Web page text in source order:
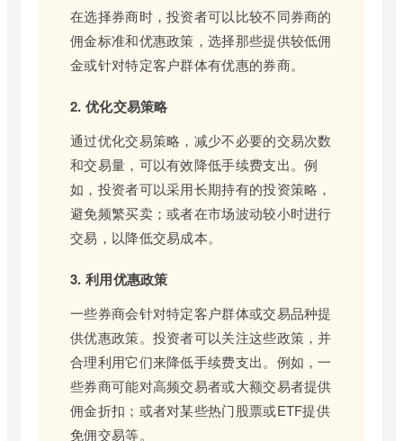
在选择券商时，投资者可以比较不同券商的
佣金标准和优惠政策，选择那些提供较低佣
金或针对特定客户群体有优惠的券商。
2. 优化交易策略
通过优化交易策略，减少不必要的交易次数
和交易量，可以有效降低手续费支出。例
如，投资者可以采用长期持有的投资策略，
避免频繁买卖；或者在市场波动较小时进行
交易，以降低交易成本。
3. 利用优惠政策
一些券商会针对特定客户群体或交易品种提
供优惠政策。投资者可以关注这些政策，并
合理利用它们来降低手续费支出。例如，一
些券商可能对高频交易者或大额交易者提供
佣金折扣；或者对某些热门股票或ETF提供
免佣交易等。